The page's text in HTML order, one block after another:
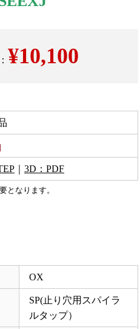
¥10,100
3D：PDF
となります。
OX
SP(止り穴用スパイラ
ルタップ）